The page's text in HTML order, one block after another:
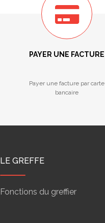
PAYER UNE FACTURE
Payer une facture par carte
bancaire
LE GREFFE
Fonctions du greffier